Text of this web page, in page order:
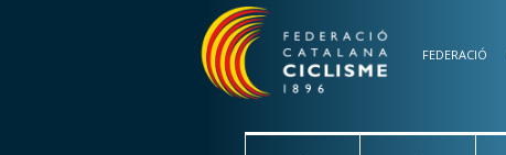
FEDERACIÓ